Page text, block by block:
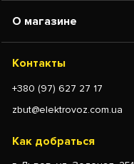
О магазине
Контакты
+380 (97) 627 27 17
zbut@elektrovoz.com.ua
Как добраться